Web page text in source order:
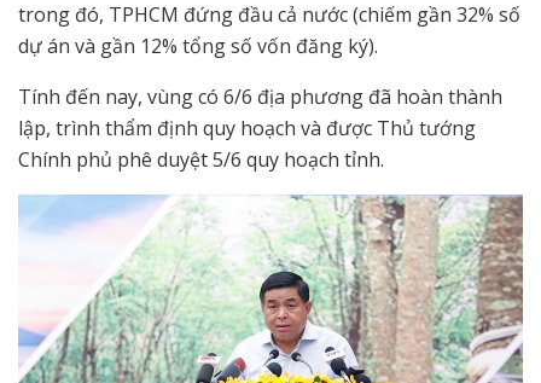
trong đó, TPHCM đứng đầu cả nước (chiếm gần 32% số
dự án và gần 12% tổng số vốn đăng ký).
Tính đến nay, vùng có 6/6 địa phương đã hoàn thành
lập, trình thẩm định quy hoạch và được Thủ tướng
Chính phủ phê duyệt 5/6 quy hoạch tỉnh.